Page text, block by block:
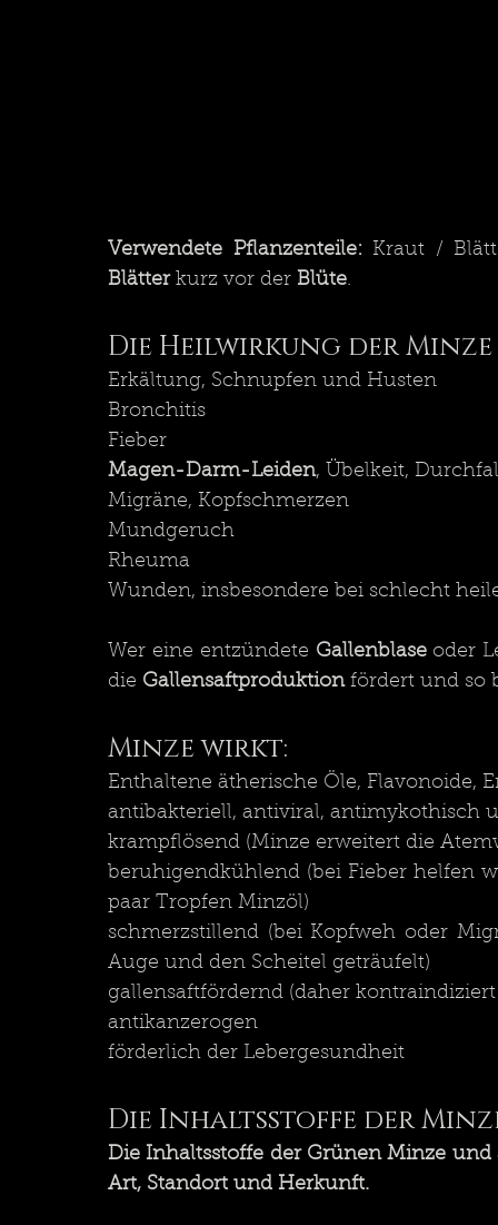
Verwendete Pflanzenteile: Kraut /
Blätter kurz vor der Blüte.
Die Heilwirkung der Minze
Erkältung, Schnupfen und Husten
Bronchitis
Fieber
Magen-Darm-Leiden, Übelkeit,
Migräne, Kopfschmerzen
Mundgeruch
Rheuma
Wunden, insbesondere bei schlecht
Wer eine entzündete Gallenblase oder
die Gallensaftproduktion fördert und so
Minze wirkt:
Enthaltene ätherische Öle, Flavonoide,
antibakteriell, antiviral, antimykothisch
krampflösend (Minze erweitert die
beruhigendkühlend (bei Fieber helfen
paar Tropfen Minzöl)
schmerzstillend (bei Kopfweh oder
Auge und den Scheitel geträufelt)
gallensaftfördernd (daher
antikanzerogen
förderlich der Lebergesundheit
Die Inhaltsstoffe der
Die Inhaltsstoffe der Grünen Minze
Art, Standort und Herkunft.